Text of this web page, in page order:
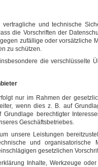
vertragliche und technische
die Vorschriften der
zufällige oder vorsätzliche
zu schützen.
die verschlüsselte
nur im Rahmen der
wenn dies z. B. auf
Grundlage berechtigter
Geschäftsbetriebes.
unsere Leistungen
und
gesetzlichen
Inhalte, Werkzeuge